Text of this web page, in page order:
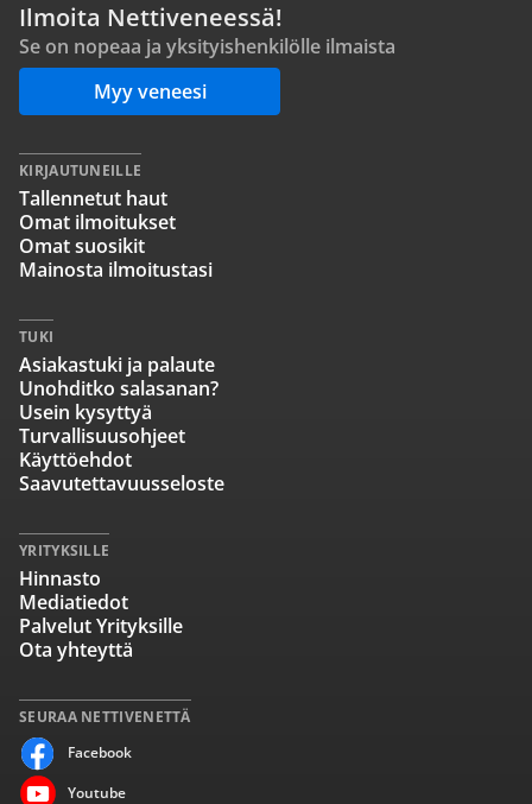
Ilmoita Nettiveneessä!
Se on nopeaa ja yksityishenkilölle ilmaista
Myy veneesi
SEURAA NETTIVENETTÄ
Facebook
Youtube
KIRJAUTUNEILLE
Tallennetut haut
Omat ilmoitukset
Omat suosikit
Mainosta ilmoitustasi
TUKI
Asiakastuki ja palaute
Unohditko salasanan?
Usein kysyttyä
Turvallisuusohjeet
Käyttöehdot
Saavutettavuusseloste
YRITYKSILLE
Hinnasto
Mediatiedot
Palvelut Yrityksille
Ota yhteyttä